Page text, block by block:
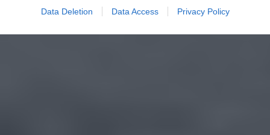
Data Deletion Data Access Privacy Policy